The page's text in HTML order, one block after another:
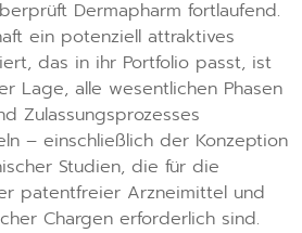
Dermapharm fortlaufend.
ein potenziell attraktives
das in ihr Portfolio passt, ist
Lage, alle wesentlichen Phasen
Zulassungsprozesses
– einschließlich der Konzeption
Studien, die für die
patentfreier Arzneimittel und
Chargen erforderlich sind.